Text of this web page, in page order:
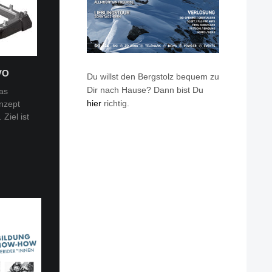
Ziel ist
Tobi
Van
Du willst den Bergstolz bequem zu
Dir nach Hause? Dann bist Du
hierrichtig.